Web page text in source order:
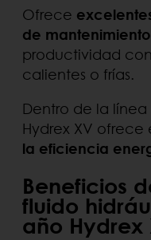
Ofrece
de mantenimiento
productividad
calientes o frías.
Dentro de la
Hydrex XV ofrece
la eficiencia
Beneficios
fluido
año Hydrex